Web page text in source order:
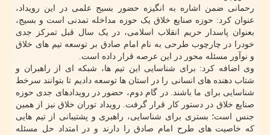
رحمانی ضمن اشاره به انگیزه حضور بسیج علمی در این رویداد،
عنوان کرد: حوزه صنایع خلاق یک حوزه مداخله تمدنی است و بسیج،
بعنوان پاسدار حریم انقلاب اسلامی، در یک سال قبل تمرکز جدی
خودرا در چارچوب طرحی به نام امام صادق بر توسعه تیم های خلاق
و نوآور مسئله محور در این عرصه قرار داده است.
وی اضافه کرد: برای شناسایی این تیم ها، شبکه ای از راهبران و
شتاب دهنده های انسانی را در استان ها توسعه دادیم تا بتوانند سرخط
شناسایی برای ما باشند. در گام دوم، حضور در رویدادهای جدی حوزه
صنایع خلاق در دستور کار قرار گرفت. رویداد توران خلاق نیز از همین
جنس است؛ بستری برای شناسایی، راهبری و پشتیبانی از تیم هایی
که خاصیت های طرح امام صادق را دارند و در امتداد حل مسئله